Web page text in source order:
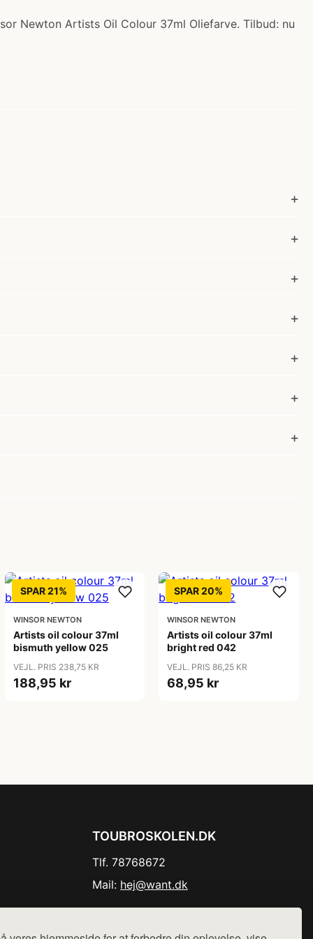
Newton Artists Oil Colour 37ml Oliefarve. Tilbud: nu
SPAR 21%
WINSOR NEWTON
Artists oil colour 37ml
bismuth yellow 025
VEJL. PRIS 238,75 KR
188,95 kr
SPAR 20%
WINSOR NEWTON
Artists oil colour 37ml
bright red 042
VEJL. PRIS 86,25 KR
68,95 kr
TOUBROSKOLEN.DK
Tlf. 78768672
Mail: hej@want.dk